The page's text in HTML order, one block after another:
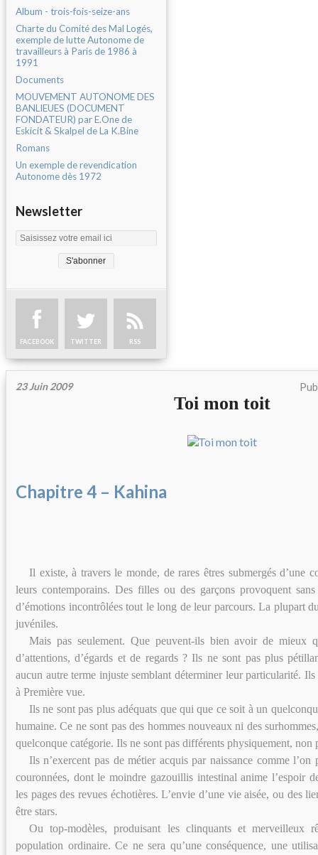
Album - trois-fois-seize-ans
Charte du Comité des Mal Logés,
exemple de lutte Autonome de
travailleurs à Paris de 1986 à
1991
Documents
MOUVEMENT AUTONOME DES
BANLIEUES (DOCUMENT
FONDATEUR) par E.One de
Eskicit & Skalpel de La K.Bine
Romans
Un exemple de revendication
Autonome dès 1972
Newsletter
FACEBOOK TWITTER RSS
23 Juin 2009
Toi mon toit
Chapitre 4 – Kahina
Il existe, à travers le monde, de rares êtres submergés d’une
leurs contemporains. Des filles ou des garçons provoquent
d’émotions incontrôlées tout le long de leur parcours. La plupart
juvéniles.
Mais pas seulement. Que peuvent-ils bien avoir de mieux
d’attentions, d’égards et de regards ? Ils ne sont pas plus
aucun autre terme injuste semblant déterminer leur particularité.
à Première vue.
Ils ne sont pas plus adéquats que qui que ce soit à un
humaine. Ce ne sont pas des hommes nouveaux ni des
quelconque catégorie. Ils ne sont pas différents physiquement, non
Ils n’exercent pas de métier acquis par naissance comme
couronnées, dont le moindre gazouillis intestinal anime l’espoir
les pages des revues échotières. L’envie d’une vie aisée, ou des
être stars.
Ou top-modèles, produisant les clinquants et merveilleux
population ordinaire. Ce ne sera qu’une conséquence, une